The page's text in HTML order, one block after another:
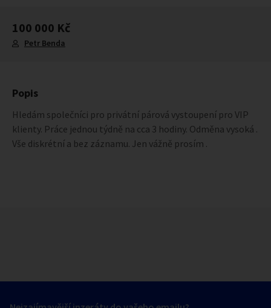
100 000 Kč
Petr Benda
Popis
Hledám společníci pro privátní párová vystoupení pro VIP
klienty. Práce jednou týdně na cca 3 hodiny. Odměna vysoká .
Vše diskrétní a bez záznamu. Jen vážně prosím .